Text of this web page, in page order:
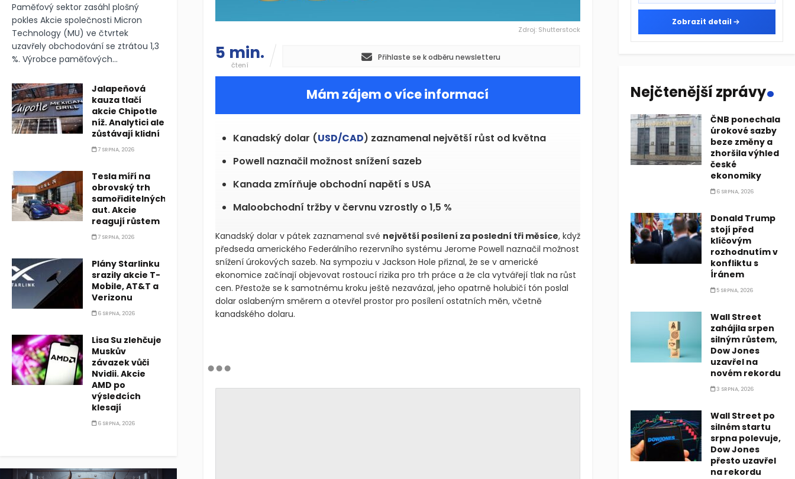
Zdroj: Shutterstock
5 min.
čtení
Přihlaste se k odběru newsletteru
Mám zájem o více informací
Kanadský dolar (USD/CAD) zaznamenal největší růst od května
Powell naznačil možnost snížení sazeb
Kanada zmírňuje obchodní napětí s USA
Maloobchodní tržby v červnu vzrostly o 1,5 %
Kanadský dolar v pátek zaznamenal své největší posílení za poslední tři měsíce, když
předseda amerického Federálního rezervního systému Jerome Powell naznačil možnost
snížení úrokových sazeb. Na sympoziu v Jackson Hole přiznal, že se v americké
ekonomice začínají objevovat rostoucí rizika pro trh práce a že cla vytvářejí tlak na růst
cen. Přestože se k samotnému kroku ještě nezavázal, jeho opatrně holubičí tón poslal
dolar oslabeným směrem a otevřel prostor pro posílení ostatních měn, včetně
kanadského dolaru.
Paměťový sektor zasáhl plošný
pokles Akcie společnosti Micron
Technology (MU) ve čtvrtek
uzavřely obchodování se ztrátou 1,3
%. Výrobce paměťových...
Jalapeňová
kauza tlačí
akcie Chipotle
níž. Analytici ale
zůstávají klidní
7 SRPNA, 2026
Tesla míří na
obrovský trh
samořiditelných
aut. Akcie
reagují růstem
7 SRPNA, 2026
Plány Starlinku
srazily akcie T-
Mobile, AT&T a
Verizonu
6 SRPNA, 2026
Lisa Su zlehčuje
Muskův
závazek vůči
Nvidii. Akcie
AMD po
výsledcích
klesají
6 SRPNA, 2026
Zobrazit detail
Nejčtenější zprávy.
ČNB ponechala
úrokové sazby
beze změny a
zhoršila výhled
české
ekonomiky
6 SRPNA, 2026
Donald Trump
stojí před
klíčovým
rozhodnutím v
konfliktu s
Íránem
5 SRPNA, 2026
Wall Street
zahájila srpen
silným růstem,
Dow Jones
uzavřel na
novém rekordu
3 SRPNA, 2026
Wall Street po
silném startu
srpna polevuje,
Dow Jones
přesto uzavřel
na rekordu